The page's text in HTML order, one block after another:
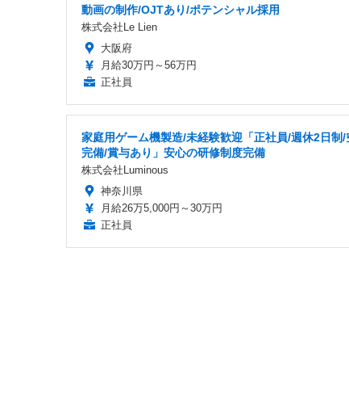
動画の制作/OJTあり/ポテンシャル採用
株式会社Le Lien
大阪府
月給30万円～56万円
正社員
家庭用ゲーム機製造/未経験歓迎「正社員/週休2日制/
完備/賞与あり」安心の研修制度完備
株式会社Luminous
神奈川県
月給26万5,000円～30万円
正社員